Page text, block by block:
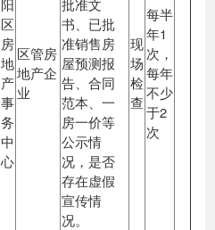
阳
区
房
地
产
事
务
中
心
区管房
地产企
业
批准文
书、已批
准销售房
屋预测报
告、合同
范本、一
房一价等
公示情
况，是否
存在虚假
宣传情
况。
现
场
检
查
每半
年1
次，
每年
不少
于2
次